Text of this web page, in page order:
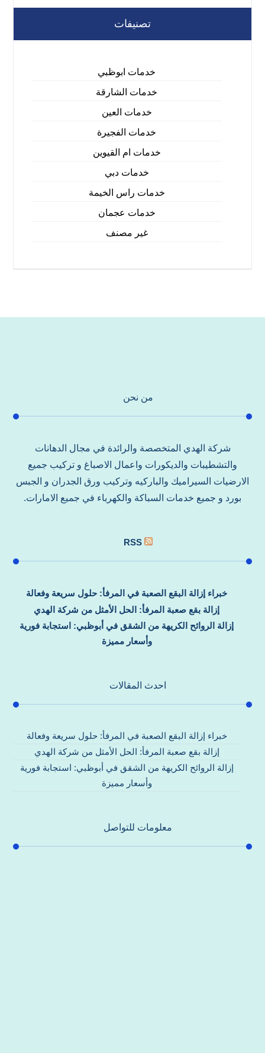
تصنيفات
خدمات ابوظبي
خدمات الشارقة
خدمات العين
خدمات الفجيرة
خدمات ام القيوين
خدمات دبي
خدمات راس الخيمة
خدمات عجمان
غير مصنف
من نحن
شركة الهدي المتخصصة والرائدة في مجال الدهانات
والتشطيبات والديكورات واعمال الاصباغ و تركيب جميع
الارضيات السيراميك والباركيه وتركيب ورق الجدران و الجبس
بورد و جميع خدمات السباكة والكهرباء في جميع الامارات.
RSS
خبراء إزالة البقع الصعبة في المرفأ: حلول سريعة وفعالة
إزالة بقع صعبة المرفأ: الحل الأمثل من شركة الهدي
إزالة الروائح الكريهة من الشقق في أبوظبي: استجابة فورية
وأسعار مميزة
احدث المقالات
خبراء إزالة البقع الصعبة في المرفأ: حلول سريعة وفعالة
إزالة بقع صعبة المرفأ: الحل الأمثل من شركة الهدي
إزالة الروائح الكريهة من الشقق في أبوظبي: استجابة فورية
وأسعار مميزة
معلومات للتواصل